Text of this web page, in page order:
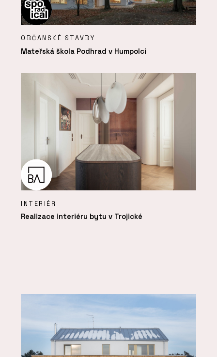
OBČANSKÉ STAVBY
Mateřská škola Podhrad v Humpolci
INTERIÉR
Realizace interiéru bytu v Trojické